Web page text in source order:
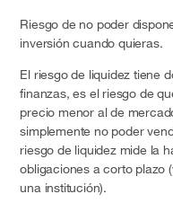
Riesgo de no poder
inversión cuando quieras.
El riesgo de liquidez tiene
finanzas, es el riesgo de
precio menor al de
simplemente no poder
riesgo de liquidez mide la
obligaciones a corto plazo
una institución).